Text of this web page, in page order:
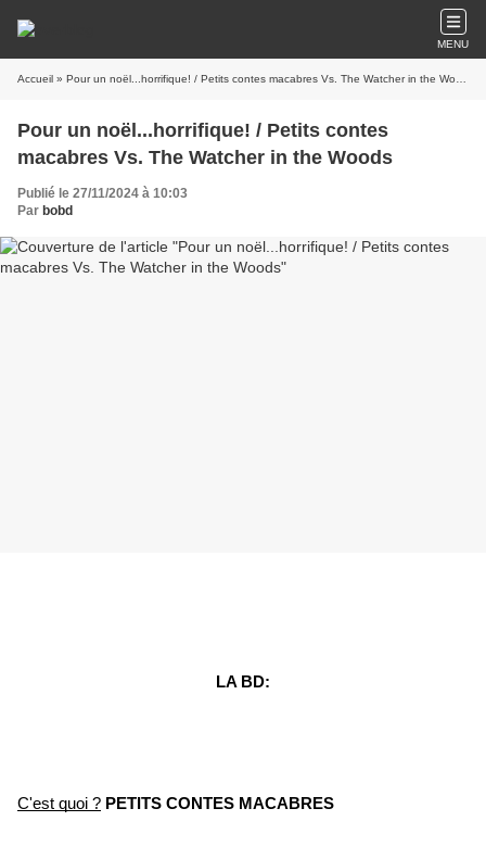
MENU
Accueil » Pour un noël...horrifique! / Petits contes macabres Vs. The Watcher in the Woods
Pour un noël...horrifique! / Petits contes
macabres Vs. The Watcher in the Woods
Publié le 27/11/2024 à 10:03
Par bobd
LA BD:
C'est quoi ? PETITS CONTES MACABRES